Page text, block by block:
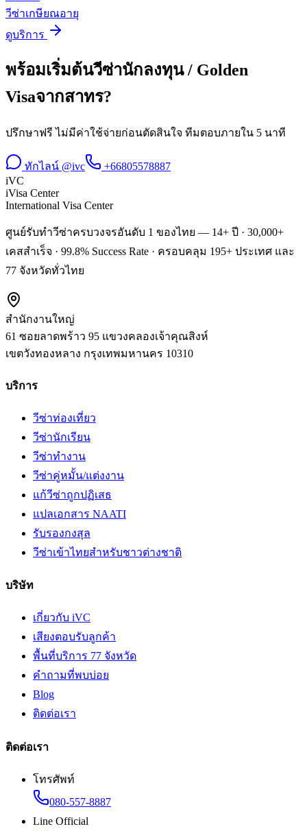
วีซ่าเกษียณอายุ
ดูบริการ
พร้อมเริ่มต้นวีซ่านักลงทุน / Golden
Visaจากสาทร?
ปรึกษาฟรี ไม่มีค่าใช้จ่ายก่อนตัดสินใจ ทีมตอบภายใน 5 นาที
ทักไลน์ @ivc
+66805578887
iVC
iVisa Center
International Visa Center
ศูนย์รับทำวีซ่าครบวงจรอันดับ 1 ของไทย — 14+ ปี · 30,000+
เคสสำเร็จ · 99.8% Success Rate · ครอบคลุม 195+ ประเทศ และ
77 จังหวัดทั่วไทย
สำนักงานใหญ่
61 ซอยลาดพร้าว 95 แขวงคลองเจ้าคุณสิงห์
เขตวังทองหลาง กรุงเทพมหานคร 10310
บริการ
วีซ่าท่องเที่ยว
วีซ่านักเรียน
วีซ่าทำงาน
วีซ่าคู่หมั้น/แต่งงาน
แก้วีซ่าถูกปฏิเสธ
แปลเอกสาร NAATI
รับรองกงสุล
วีซ่าเข้าไทยสำหรับชาวต่างชาติ
บริษัท
เกี่ยวกับ iVC
เสียงตอบรับลูกค้า
พื้นที่บริการ 77 จังหวัด
คำถามที่พบบ่อย
Blog
ติดต่อเรา
ติดต่อเรา
โทรศัพท์
080-557-8887
Line Official